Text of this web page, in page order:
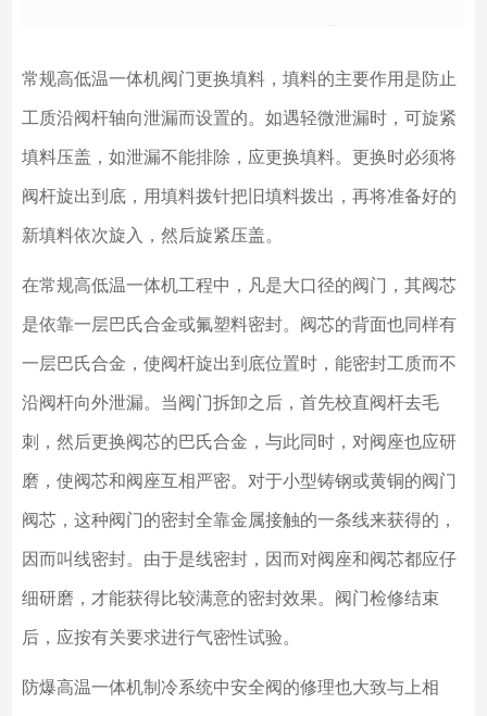
常规高低温一体机阀门更换填料，填料的主要作用是防止
工质沿阀杆轴向泄漏而设置的。如遇轻微泄漏时，可旋紧
填料压盖，如泄漏不能排除，应更换填料。更换时必须将
阀杆旋出到底，用填料拨针把旧填料拨出，再将准备好的
新填料依次旋入，然后旋紧压盖。
在常规高低温一体机工程中，凡是大口径的阀门，其阀芯
是依靠一层巴氏合金或氟塑料密封。阀芯的背面也同样有
一层巴氏合金，使阀杆旋出到底位置时，能密封工质而不
沿阀杆向外泄漏。当阀门拆卸之后，首先校直阀杆去毛
刺，然后更换阀芯的巴氏合金，与此同时，对阀座也应研
磨，使阀芯和阀座互相严密。对于小型铸钢或黄铜的阀门
阀芯，这种阀门的密封全靠金属接触的一条线来获得的，
因而叫线密封。由于是线密封，因而对阀座和阀芯都应仔
细研磨，才能获得比较满意的密封效果。阀门检修结束
后，应按有关要求进行气密性试验。
防爆高温一体机制冷系统中安全阀的修理也大致与上相